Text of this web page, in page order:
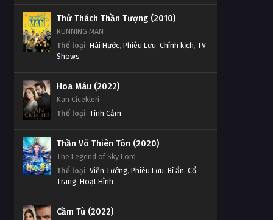
Thử Thách Thần Tượng Tập
Tập 706
Tập Tập 706
Tập 705
Tập Tập 705
Tập 704
Tập Tập 704
Thử Thách Thần Tượng Tập
Tập Tập 703
Thử Thách Thần Tượng Tập
633
Thử Thách Thần Tượng Tập
632
Tập 632
Thử Thách Thần Tượng Tập
631
Tập 631
630
Thử Thách Thần Tượng (2010)
RUNNING MAN
Thể loại: Hài Hước, Phiêu Lưu, Chính kịch, TV
Shows
Hoa Máu (2022)
Kan Cicekleri
Thể loại: Tình Cảm
Thần Võ Thiên Tôn (2020)
The Legend of Sky Lord
Thể loại: Viễn Tưởng, Phiêu Lưu, Bí ẩn, Cổ
Trang, Hoạt Hình
Cầm Tù (2022)